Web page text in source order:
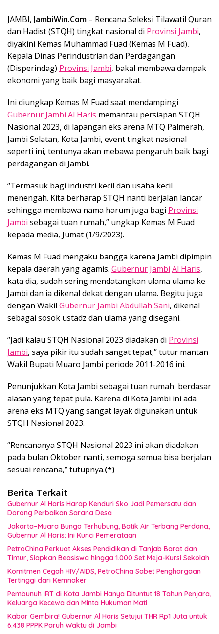
JAMBI, JambiWin.Com – Rencana Seleksi Tilawatil Quran
dan Hadist (STQH) tingkat nasional di Provinsi Jambi,
diyakini Kemas Muhammad Fuad (Kemas M Fuad),
Kepala Dinas Perindustrian dan Perdagangan
(Disperindag) Provinsi Jambi, bakal membawa dampak
ekonomi yang baik bagi masyarakat.
Ini diungkap Kemas M Fuad saat mendampingi
Gubernur Jambi Al Haris memantau persiapan STQH
Nasional 2023, di lapangan eks arena MTQ Palmerah,
Jambi Selatan, Kota Jambi, event tingkat nasional
seperti ini, tentunya akan mebawa pengaruh baik bagi
perdagangan di Jambi.
“Termasuk bagi industri kecil dan usaha kecil
menengah. Kita berharap STQH nanti berjalan lancar
sehingga membawa nama harum juga bagi Provinsi
Jambi sebagai tuan rumah,” ungkap Kemas M Fuad
kepada media, Jumat (1/9/2023).
Kemas M Fuad mengaku bangga karena Jambi dipimpin
kepala daerah yang agamis. Gubernur Jambi Al Haris,
kata dia, sudah sering mendatangkan ulama ulama ke
Jambi dan ia dikenal dekat dengan ulama. Begitu juga
dengan Wakil Gubernur Jambi Abdullah Sani, dikenal
sebagai sosok ustadz dan ulama yang disegani.
“Jadi kalau STQH Nasional 2023 diadakan di Provinsi
Jambi, saya pikir itu sudah sangat tepat,” tutur mantan
Wakil Bupati Muaro Jambi periode 2011-2016 ini.
Penunjukkan Kota Jambi sebagai tuan rumah, berdasar
alasan yang tepat pula. Karena di Kota Jambi ini ada
arena eks MTQ yang sangat layak digunakan untuk
STQH Nasional 2023.
“Rencananya STQH Nasional 2023 ini akan diadakan
pada bulan Oktober nanti, semoga semua bisa berjalan
sesuai rencana,” tutupnya.(*)
Berita Terkait
Gubernur Al Haris Harap Kenduri Sko Jadi Pemersatu dan
Dorong Perbaikan Sarana Desa
Jakarta–Muara Bungo Terhubung, Batik Air Terbang Perdana,
Gubernur Al Haris: Ini Kunci Pemerataan
PetroChina Perkuat Akses Pendidikan di Tanjab Barat dan
Timur, Siapkan Beasiswa hingga 1.000 Set Meja-Kursi Sekolah
Komitmen Cegah HIV/AIDS, PetroChina Sabet Penghargaan
Tertinggi dari Kemnaker
Pembunuh IRT di Kota Jambi Hanya Dituntut 18 Tahun Penjara,
Keluarga Kecewa dan Minta Hukuman Mati
Kabar Gembira! Gubernur Al Haris Setujui THR Rp1 Juta untuk
6.438 PPPK Paruh Waktu di Jambi